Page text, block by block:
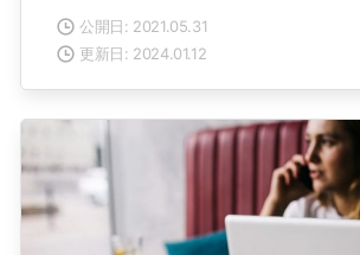
公開日: 2021.05.31
更新日: 2024.01.12